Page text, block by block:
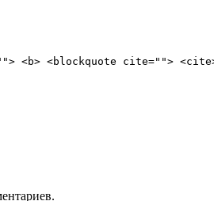
<blockquote cite=""> <cite>